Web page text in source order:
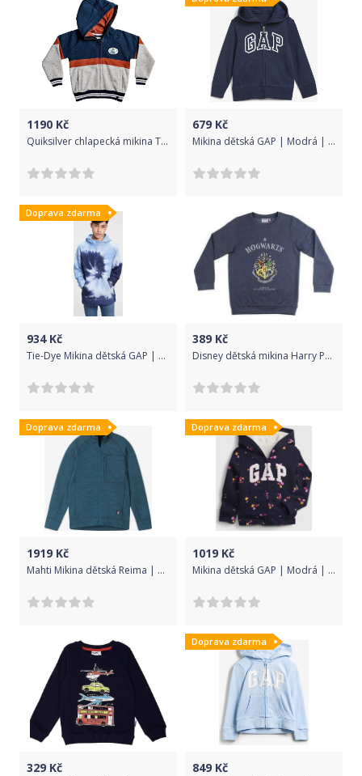
1190 Kč
Quiksilver chlapecká mikina Tassie gully zip 122 modrá
679 Kč
Mikina dětská GAP | Modrá | Chlapecké | 2 roky
Doprava zdarma
934Kč
Tie-Dye Mikina dětská GAP | Modrá | Chlapecké | L
389 Kč
Disney dětská mikina Harry Potter 2200008157 116 tmavě modrá
Doprava zdarma
1919 Kč
Mahti Mikina dětská Reima | Modrá | Chlapecké | 146
Doprava zdarma
1019 Kč
Mikina dětská GAP | Modrá | Dívčí | 4 roky
329 Kč
Doprava zdarma
849 Kč